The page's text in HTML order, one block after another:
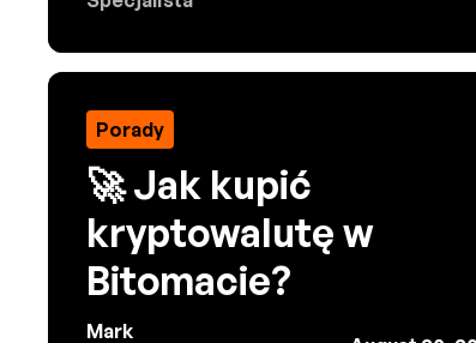
Porady
🚀 Jak kupić
kryptowalutę w
Bitomacie?
Mark